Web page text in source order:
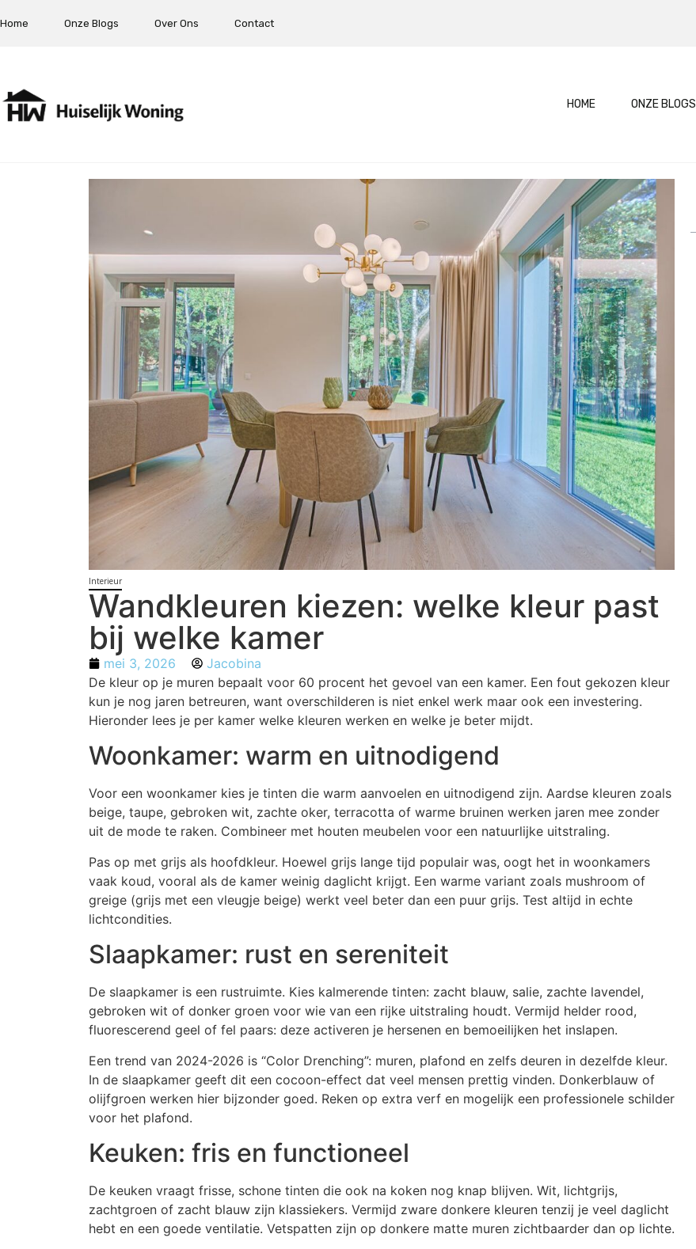
Home Onze Blogs Over Ons Contact
HOME ONZE BLOGS
Interieur
Wandkleuren kiezen: welke kleur past
bij welke kamer
mei 3, 2026
Jacobina
De kleur op je muren bepaalt voor 60 procent het gevoel van een kamer. Een fout gekozen kleur
kun je nog jaren betreuren, want overschilderen is niet enkel werk maar ook een investering.
Hieronder lees je per kamer welke kleuren werken en welke je beter mijdt.
Woonkamer: warm en uitnodigend
Voor een woonkamer kies je tinten die warm aanvoelen en uitnodigend zijn. Aardse kleuren zoals
beige, taupe, gebroken wit, zachte oker, terracotta of warme bruinen werken jaren mee zonder
uit de mode te raken. Combineer met houten meubelen voor een natuurlijke uitstraling.
Pas op met grijs als hoofdkleur. Hoewel grijs lange tijd populair was, oogt het in woonkamers
vaak koud, vooral als de kamer weinig daglicht krijgt. Een warme variant zoals mushroom of
greige (grijs met een vleugje beige) werkt veel beter dan een puur grijs. Test altijd in echte
lichtcondities.
Slaapkamer: rust en sereniteit
De slaapkamer is een rustruimte. Kies kalmerende tinten: zacht blauw, salie, zachte lavendel,
gebroken wit of donker groen voor wie van een rijke uitstraling houdt. Vermijd helder rood,
fluorescerend geel of fel paars: deze activeren je hersenen en bemoeilijken het inslapen.
Een trend van 2024-2026 is “Color Drenching”: muren, plafond en zelfs deuren in dezelfde kleur.
In de slaapkamer geeft dit een cocoon-effect dat veel mensen prettig vinden. Donkerblauw of
olijfgroen werken hier bijzonder goed. Reken op extra verf en mogelijk een professionele schilder
voor het plafond.
Keuken: fris en functioneel
De keuken vraagt frisse, schone tinten die ook na koken nog knap blijven. Wit, lichtgrijs,
zachtgroen of zacht blauw zijn klassiekers. Vermijd zware donkere kleuren tenzij je veel daglicht
hebt en een goede ventilatie. Vetspatten zijn op donkere matte muren zichtbaarder dan op lichte.